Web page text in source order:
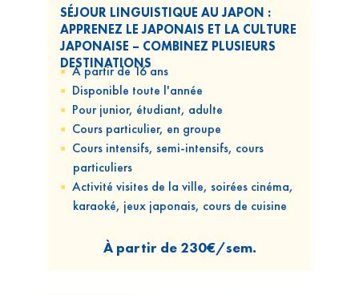
SÉJOUR LINGUISTIQUE AU JAPON :
APPRENEZ LE JAPONAIS ET LA CULTURE
JAPONAISE – COMBINEZ PLUSIEURS
DESTINATIONS
A partir de 16 ans
Disponible toute l'année
Pour junior, étudiant, adulte
Cours particulier, en groupe
Cours intensifs, semi-intensifs, cours
particuliers
Activité visites de la ville, soirées cinéma,
karaoké, jeux japonais, cours de cuisine
À partir de 230€/sem.